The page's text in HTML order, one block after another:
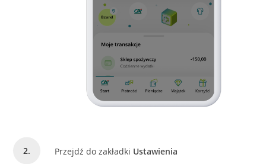
Przejdź do zakładki Ustawienia